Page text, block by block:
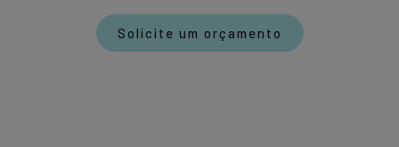
Solicite um orçamento